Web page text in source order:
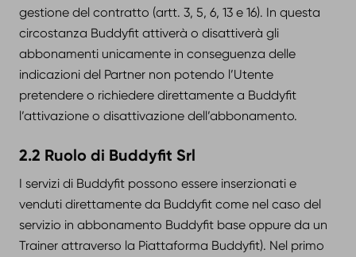
gestione del contratto (artt. 3, 5, 6, 13 e 16). In questa
circostanza Buddyfit attiverà o disattiverà gli
abbonamenti unicamente in conseguenza delle
indicazioni del Partner non potendo l’Utente
pretendere o richiedere direttamente a Buddyfit
l’attivazione o disattivazione dell’abbonamento.
2.2 Ruolo di Buddyfit Srl
I servizi di Buddyfit possono essere inserzionati e
venduti direttamente da Buddyfit come nel caso del
servizio in abbonamento Buddyfit base oppure da un
Trainer attraverso la Piattaforma Buddyfit). Nel primo